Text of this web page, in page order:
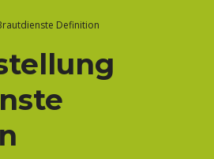
Definition